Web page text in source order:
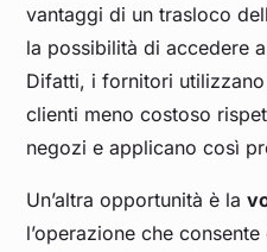
vantaggi di un trasloco
la possibilità di accedere a
Difatti, i fornitori utilizzano
clienti meno costoso
negozi e applicano così
Un’altra opportunità è la
l’operazione che